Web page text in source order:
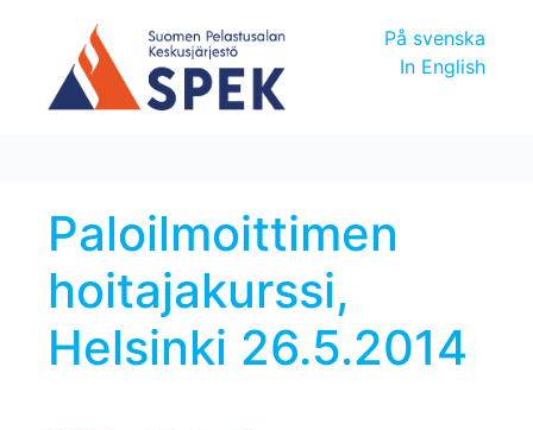
På svenska
In English
Paloilmoittimen
hoitajakurssi,
Helsinki 26.5.2014